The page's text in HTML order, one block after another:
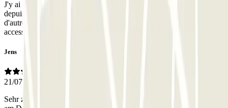
J'y ai laissé mon véhicule 1 semaine pour voyager 1 semaine en train
depuis la gare de Milan toute proche. Parking pas cher comparé à
d'autres pour la prestation (environ 90€ la semaine)facilement
accessible, sécurisé. Bref j'y retournerai sans hésiter
Jens
21/07/2026
Sehr zentral. 5 Minuten zum Bahnhof, von wo man in 15 Minuten